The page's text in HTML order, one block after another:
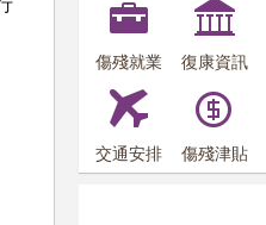
傷殘就業 復康資訊
交通安排 傷殘津貼